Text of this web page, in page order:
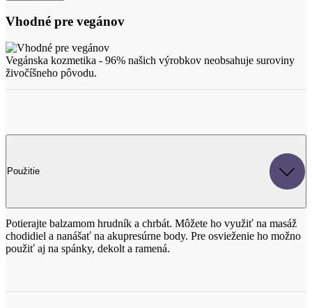
Vhodné pre vegánov
Vegánska kozmetika - 96% našich výrobkov neobsahuje suroviny
živočíšneho pôvodu.
Použitie
Potierajte balzamom hrudník a chrbát. Môžete ho využiť na masáž
chodidiel a nanášať na akupresúrne body. Pre osvieženie ho možno
použiť aj na spánky, dekolt a ramená.